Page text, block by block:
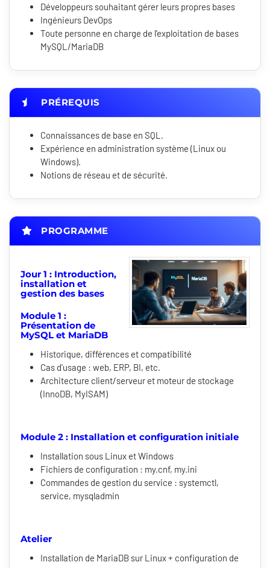
Développeurs souhaitant gérer leurs propres bases
Ingénieurs DevOps
Toute personne en charge de l'exploitation de bases
MySQL/MariaDB
PRÉREQUIS
Connaissances de base en SQL.
Expérience en administration système (Linux ou
Windows).
Notions de réseau et de sécurité.
PROGRAMME
Jour 1 : Introduction,
installation et
gestion des bases
Module 1 :
Présentation de
MySQL et MariaDB
Historique, différences et compatibilité
Cas d'usage : web, ERP, BI, etc.
Architecture client/serveur et moteur de stockage
(InnoDB, MyISAM)
Module 2 : Installation et configuration initiale
Installation sous Linux et Windows
Fichiers de configuration : my.cnf, my.ini
Commandes de gestion du service : systemctl,
service, mysqladmin
Atelier
Installation de MariaDB sur Linux + configuration de